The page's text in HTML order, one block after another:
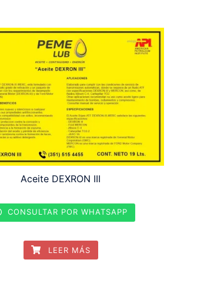
Aceite DEXRON III
CONSULTAR POR WHATSAPP
LEER MÁS